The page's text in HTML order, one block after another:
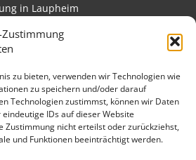
Zustimmung
zu bieten, verwenden wir Technologien wie
zu speichern und/oder darauf
Technologien zustimmst, können wir Daten
IDs auf dieser Website
Zustimmung nicht erteilst oder zurückziehst,
und Funktionen beeinträchtigt werden.
in Laupheim
in Edewecht
in Stadthagen
in Eislingen/Fils